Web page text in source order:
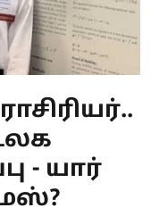
- யார்